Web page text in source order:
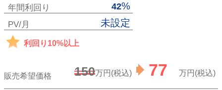
年間利回り 42%
PV/月 未設定
利回り10%以上
販売希望価格 150万円(税込) 77 万円(税込)